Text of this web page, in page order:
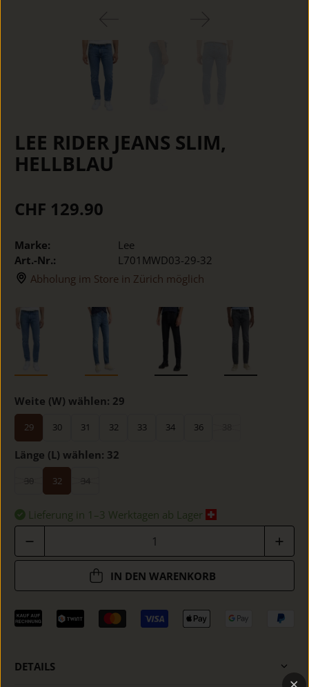
LEE RIDER JEANS SLIM,
HELLBLAU
CHF 129.90
Marke:
Lee
Art.-Nr.:
L701MWD03-29-32
Abholung im Store in Zürich möglich
Weite (W) wählen: 29
29 30 31 32 33 34 36
Länge (L) wählen: 32
30 32 34
Lieferung in 1–3 Werktagen ab Lager
IN DEN WARENKORB
DETAILS